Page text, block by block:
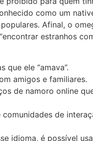
como um
Afinal, o
estranhos
ele “amava”.
amigos e familiares.
de namoro online
de
idioma, é possível